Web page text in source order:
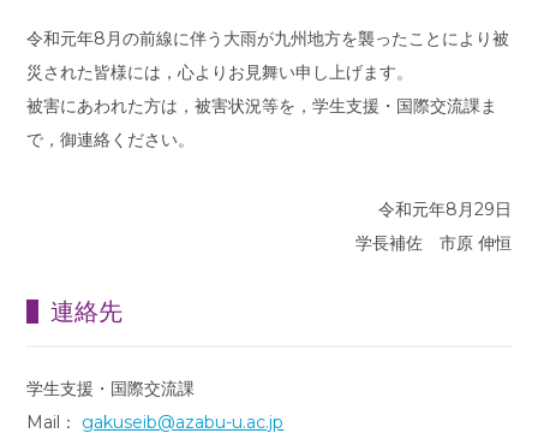
令和元年8月の前線に伴う大雨が九州地方を襲ったことにより被
災された皆様には，心よりお見舞い申し上げます。
被害にあわれた方は，被害状況等を，学生支援・国際交流課ま
で，御連絡ください。
令和元年8月29日
学長補佐 市原 伸恒
連絡先
学生支援・国際交流課
Mail： gakuseib@azabu-u.ac.jp